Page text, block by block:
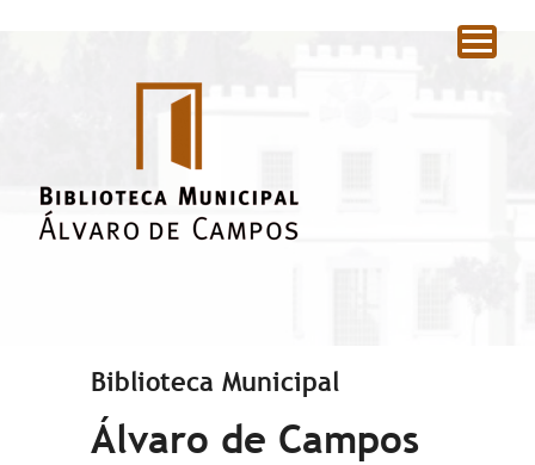
Biblioteca Municipal
Álvaro de Campos